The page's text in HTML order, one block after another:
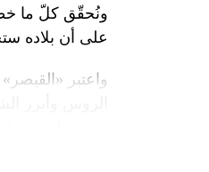
ونُحقّق كلّ ما
على أن بلاده
واعتبر